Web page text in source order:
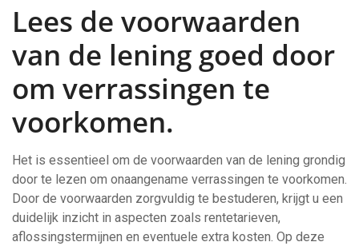
Lees de voorwaarden
van de lening goed door
om verrassingen te
voorkomen.
Het is essentieel om de voorwaarden van de lening grondig
door te lezen om onaangename verrassingen te voorkomen.
Door de voorwaarden zorgvuldig te bestuderen, krijgt u een
duidelijk inzicht in aspecten zoals rentetarieven,
aflossingstermijnen en eventuele extra kosten. Op deze